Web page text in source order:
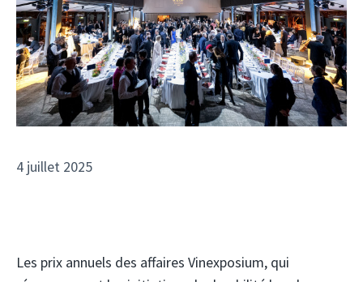
4 juillet 2025
Les prix annuels des affaires Vinexposium, qui